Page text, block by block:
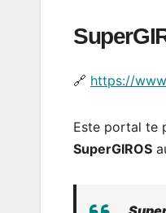
🔗 https://
Este portal te
SuperGIROS